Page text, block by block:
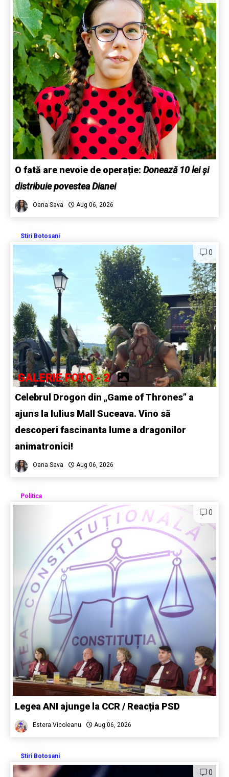
O fată are nevoie de operație: Donează 10 lei și
distribuie povestea Dianei
Oana Sava Aug 06, 2026
Stiri Botosani
0
GALERIE FOTO - 2
Celebrul Drogon din „Game of Thrones” a
ajuns la Iulius Mall Suceava. Vino să
descoperi fascinanta lume a dragonilor
animatronici!
Oana Sava Aug 06, 2026
Politica
0
Legea ANI ajunge la CCR / Reacția PSD
Estera Vicoleanu Aug 06, 2026
Stiri Botosani
0